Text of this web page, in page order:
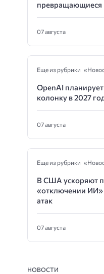
превращающиеся
07 августа
Еще из рубрики
OpenAI
колонку в 2027
07 августа
Еще из рубрики
В США ускоряют
«отключении ИИ»
атак
07 августа
НОВОСТИ